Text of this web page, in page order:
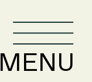
MENU